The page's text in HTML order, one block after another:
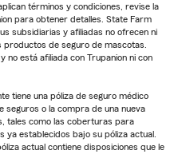
términos y condiciones, revise la
para obtener detalles. State Farm
subsidiarias y afiliadas no ofrecen ni
de seguro de mascotas.
no está afiliada con Trupanion ni con
tiene una póliza de seguro médico
seguros o la compra de una nueva
tales como las coberturas para
establecidos bajo su póliza actual.
actual contiene disposiciones que le